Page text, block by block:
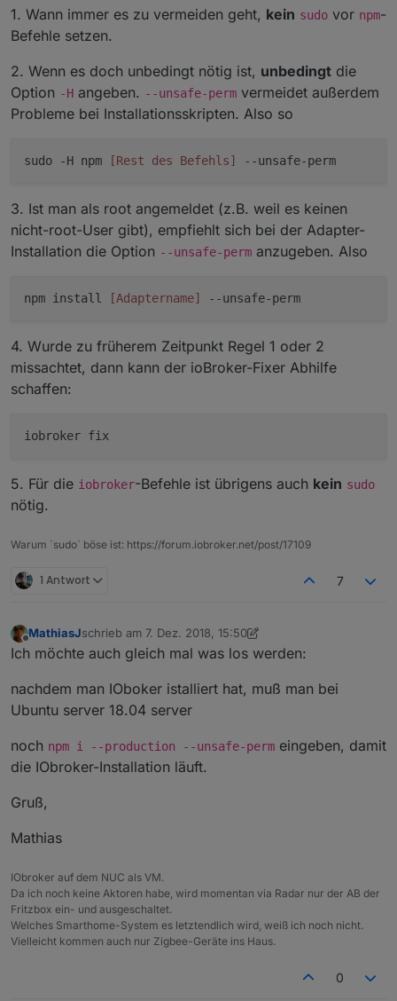
1. Wann immer es zu vermeiden geht, kein sudo vor npm-
Befehle setzen.
2. Wenn es doch unbedingt nötig ist, unbedingt die
Option -H angeben. --unsafe-perm vermeidet außerdem
Probleme bei Installationsskripten. Also so
sudo -H npm [Rest des Befehls] --unsafe-perm
3. Ist man als root angemeldet (z.B. weil es keinen
nicht-root-User gibt), empfiehlt sich bei der Adapter-
Installation die Option --unsafe-perm anzugeben. Also
npm install [Adaptername] --unsafe-perm
4. Wurde zu früherem Zeitpunkt Regel 1 oder 2
missachtet, dann kann der ioBroker-Fixer Abhilfe
schaffen:
5. Für die iobroker-Befehle ist übrigens auch kein sudo
nötig.
Warum `sudo` böse ist: https://forum.iobroker.net/post/17109
1 Antwort 7
Offline
MathiasJschrieb am 7. Dez. 2018, 15:50
zuletzt editiert von Negalein2. Nov. 2020, 15:42
Ich möchte auch gleich mal was los werden:
nachdem man IOboker istalliert hat, muß man bei
Ubuntu server 18.04 server
noch npm i --production --unsafe-perm eingeben, damit
die IObroker-Installation läuft.
Gruß,
Mathias
IObroker auf dem NUC als VM.
Da ich noch keine Aktoren habe, wird momentan via Radar nur der AB der
Fritzbox ein- und ausgeschaltet.
Welches Smarthome-System es letztendlich wird, weiß ich noch nicht.
Vielleicht kommen auch nur Zigbee-Geräte ins Haus.
0